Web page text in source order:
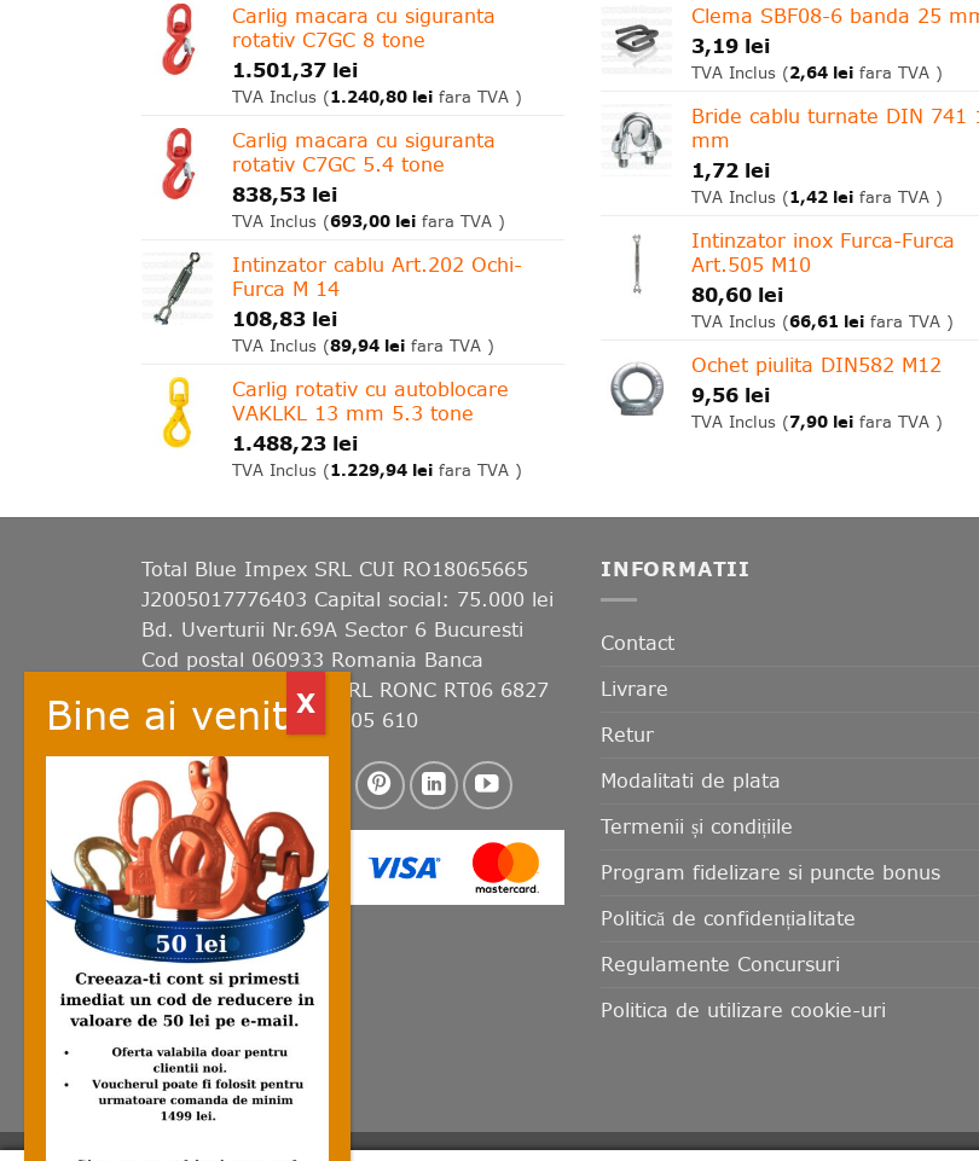
Carlig macara cu siguranta
rotativ C7GC 8 tone
1.501,37 lei
TVA Inclus (1.240,80 lei fara TVA )
Carlig macara cu siguranta
rotativ C7GC 5.4 tone
838,53 lei
TVA Inclus (693,00 lei fara TVA )
Intinzator cablu Art.202 Ochi-
Furca M 14
108,83 lei
TVA Inclus (89,94 lei fara TVA )
Carlig rotativ cu autoblocare
VAKLKL 13 mm 5.3 tone
1.488,23 lei
TVA Inclus (1.229,94 lei fara TVA )
Clema SBF08-6 banda 25
3,19 lei
TVA Inclus (2,64 lei fara TVA )
Bride cablu turnate DIN 741
mm
1,72 lei
TVA Inclus (1,42 lei fara TVA )
Intinzator inox Furca-Furca
Art.505 M10
80,60 lei
TVA Inclus (66,61 lei fara TVA )
Ochet piulita DIN582 M12
9,56 lei
TVA Inclus (7,90 lei fara TVA )
Total Blue Impex SRL CUI RO18065665
J2005017776403 Capital social: 75.000 lei
Bd. Uverturii Nr.69A Sector 6 Bucuresti
Cod postal 060933 Romania Banca
Transilvania RO45 BTRL RONC RT06 6827
8601 Telefon: 0728 305 610
INFORMATII
Contact
Livrare
Retur
Modalitati de plata
Termenii și condițiile
Program fidelizare si puncte bonus
Politică de confidențialitate
Regulamente Concursuri
Politica de utilizare cookie-uri